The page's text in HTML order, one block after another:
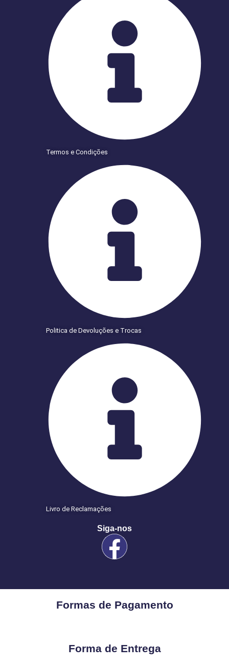
Termos e Condições
Politica de Devoluções e Trocas
Livro de Reclamações
Siga-nos
Formas de Pagamento
Forma de Entrega